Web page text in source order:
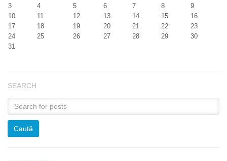
3
4 5 6 7 8
9
10
11 12 13 14 15
16
17
18 19 20 21 22
23
24
25 26 27 28 29
30
31
SEARCH